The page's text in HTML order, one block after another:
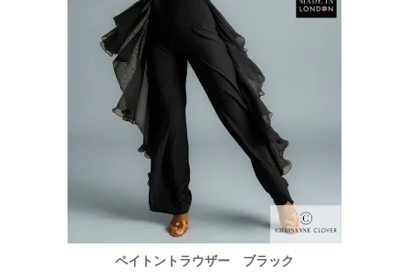
ペイトントラウザー ブラック